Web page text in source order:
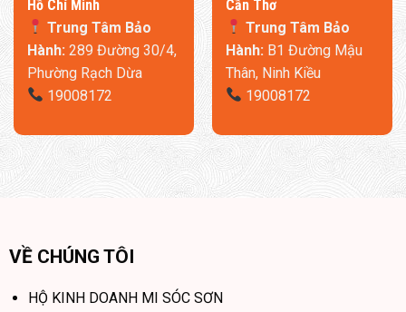
​Hồ Chí Minh
Trung Tâm Bảo
Hành: 289 Đường 30/4,
Phường Rạch Dừa
19008172
Cần Thơ
Trung Tâm Bảo
Hành: B1 Đường Mậu
Thân, Ninh Kiều
19008172
VỀ CHÚNG TÔI
HỘ KINH DOANH MI SÓC SƠN